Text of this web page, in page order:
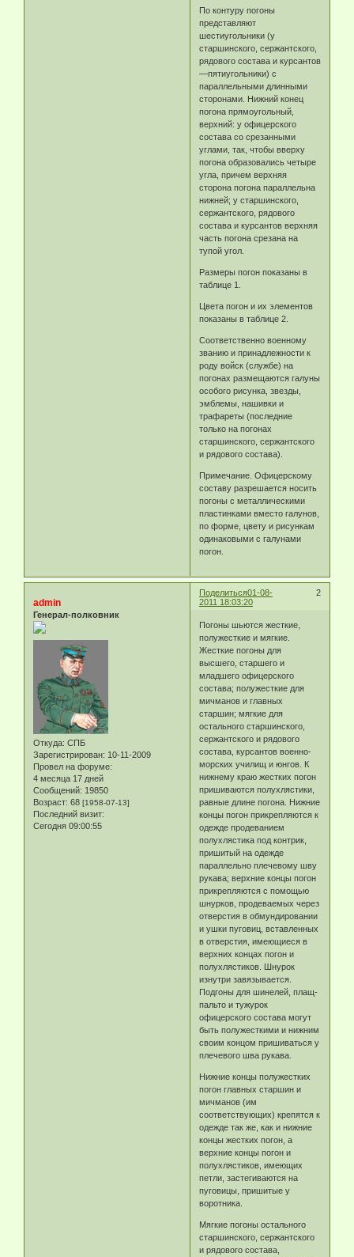
По контуру погоны
представляют
шестиугольники (у
старшинского, сержантского,
рядового состава и курсантов
—пятиугольники) с
параллельными длинными
сторонами. Нижний конец
погона прямоугольный,
верхний: у офицерского
состава со срезанными
углами, так, чтобы вверху
погона образовались четыре
угла, причем верхняя
сторона погона параллельна
нижней; у старшинского,
сержантского, рядового
состава и курсантов верхняя
часть погона срезана на
тупой угол.
Размеры погон показаны в
таблице 1.
Цвета погон и их элементов
показаны в таблице 2.
Соответственно военному
званию и принадлежности к
роду войск (службе) на
погонах размещаются галуны
особого рисунка, звезды,
эмблемы, нашивки и
трафареты (последние
только на погонах
старшинского, сержантского
и рядового состава).
Примечание. Офицерскому
составу разрешается носить
погоны с металлическими
пластинками вместо галунов,
по форме, цвету и рисункам
одинаковыми с галунами
погон.
Поделиться 2
01-08-
2011 18:03:20
admin
Генерал-полковник
Откуда: СПБ
Зарегистрирован: 10-11-2009
Провел на форуме:
4 месяца 17 дней
Сообщений: 19850
Возраст: 68 [1958-07-13]
Последний визит:
Сегодня 09:00:55
Погоны шьются жесткие,
полужесткие и мягкие.
Жесткие погоны для
высшего, старшего и
младшего офицерского
состава; полужесткие для
мичманов и главных
старшин; мягкие для
остального старшинского,
сержантского и рядового
состава, курсантов военно-
морских училищ и юнгов. К
нижнему краю жестких погон
пришиваются полухлястики,
равные длине погона. Нижние
концы погон прикрепляются к
одежде продеванием
полухлястика под контрик,
пришитый на одежде
параллельно плечевому шву
рукава; верхние концы погон
прикрепляются с помощью
шнурков, продеваемых через
отверстия в обмундировании
и ушки пуговиц, вставленных
в отверстия, имеющиеся в
верхних концах погон и
полухлястиков. Шнурок
изнутри завязывается.
Подгоны для шинелей, плащ-
пальто и тужурок
офицерского состава могут
быть полужесткими и нижним
своим концом пришиваться у
плечевого шва рукава.
Нижние концы полужестких
погон главных старшин и
мичманов (им
соответствующих) крепятся к
одежде так же, как и нижние
концы жестких погон, а
верхние концы погон и
полухлястиков, имеющих
петли, застегиваются на
пуговицы, пришитые у
воротника.
Мягкие погоны остального
старшинского, сержантского
и рядового состава,